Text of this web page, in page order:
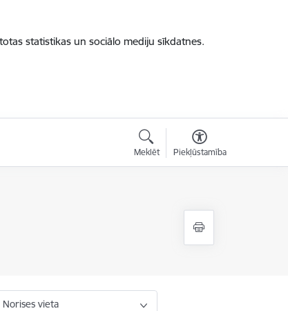
statistikas un sociālo mediju sīkdatnes.
Meklēt Piekļūstamība
Norises vieta